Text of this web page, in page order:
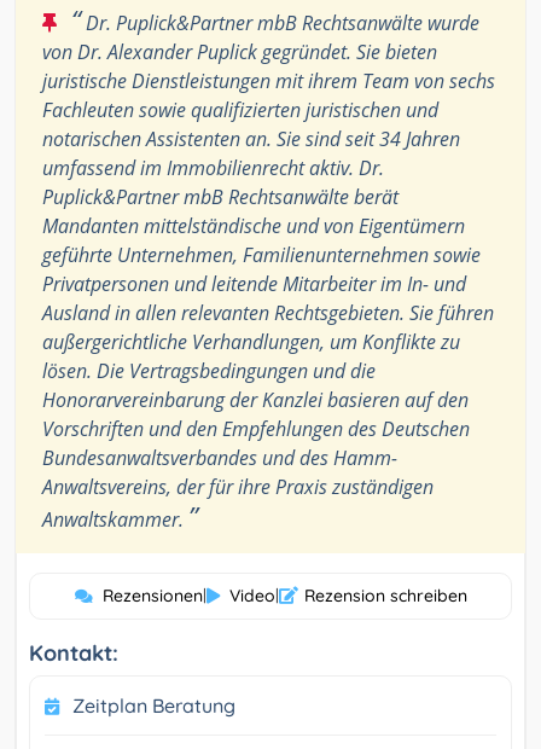
“Dr. Puplick&Partner mbB Rechtsanwälte wurde
von Dr. Alexander Puplick gegründet. Sie bieten
juristische Dienstleistungen mit ihrem Team von sechs
Fachleuten sowie qualifizierten juristischen und
notarischen Assistenten an. Sie sind seit 34 Jahren
umfassend im Immobilienrecht aktiv. Dr.
Puplick&Partner mbB Rechtsanwälte berät
Mandanten mittelständische und von Eigentümern
geführte Unternehmen, Familienunternehmen sowie
Privatpersonen und leitende Mitarbeiter im In- und
Ausland in allen relevanten Rechtsgebieten. Sie führen
außergerichtliche Verhandlungen, um Konflikte zu
lösen. Die Vertragsbedingungen und die
Honorarvereinbarung der Kanzlei basieren auf den
Vorschriften und den Empfehlungen des Deutschen
Bundesanwaltsverbandes und des Hamm-
Anwaltsvereins, der für ihre Praxis zuständigen
Anwaltskammer. ”
Rezensionen| Video| Rezension schreiben
Kontakt:
Zeitplan Beratung